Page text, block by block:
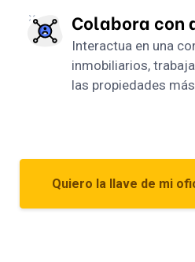
Colabora con
Interactua en una
inmobiliarios,
las propiedades
Quiero la llave de mi